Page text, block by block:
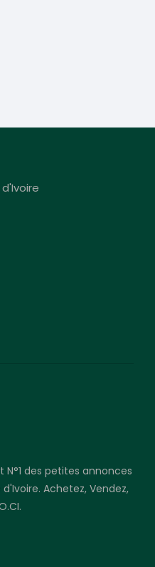
N°1 des petites annonces
Achetez, Vendez,